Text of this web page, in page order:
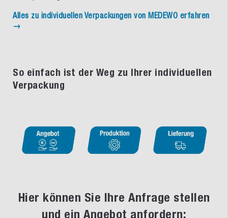
Alles zu individuellen Verpackungen von MEDEWO erfahren
→
So einfach ist der Weg zu Ihrer individuellen
Verpackung
Hier können Sie Ihre Anfrage stellen
und ein Angebot anfordern: